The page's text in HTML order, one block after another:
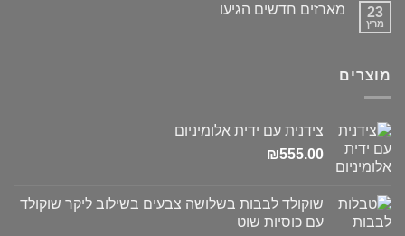
23
מרץ
מארזים חדשים הגיעו
מוצרים
צידנית עם ידית אלומיניום
₪555.00
שוקולד לבבות בשלושה צבעים בשילוב ליקר שוקולד
עם כוסיות שוט